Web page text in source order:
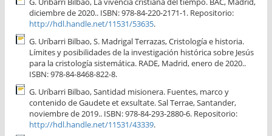
diciembre de 2020.. ISBN: 978-84-220-2171-1. Repositorio:
http://hdl.handle.net/11531/53635.
G. Uríbarri Bilbao, S. Madrigal Terrazas, Cristología e historia.
Límites y posibilidades de la investigación histórica sobre Jesús
para la cristología sistemática. RADE, Madrid, enero de 2020..
ISBN: 978-84-8468-822-8.
G. Uríbarri Bilbao, Santidad misionera. Fuentes, marco y
contenido de Gaudete et exsultate. Sal Terrae, Santander,
noviembre de 2019.. ISBN: 978-84-293-2880-6. Repositorio:
http://hdl.handle.net/11531/43339.